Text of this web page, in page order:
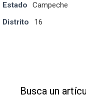
Estado
Campeche
Distrito
16
Busca un